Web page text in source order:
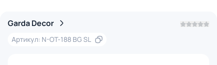
Garda Decor
Артикул: N-OT-188 BG SL